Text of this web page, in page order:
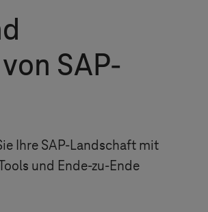
SAP-
Ihre SAP-Landschaft mit
und Ende-zu-Ende